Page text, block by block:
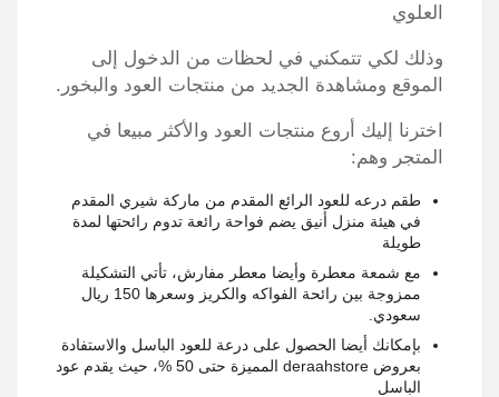
العلوي
وذلك لكي تتمكني في لحظات من الدخول إلى
الموقع ومشاهدة الجديد من منتجات العود والبخور.
اخترنا إليك أروع منتجات العود والأكثر مبيعا في
المتجر وهم:
طقم درعه للعود الرائع المقدم من ماركة شيري المقدم
في هيئة منزل أنيق يضم فواحة رائعة تدوم رائحتها لمدة
طويلة
مع شمعة معطرة وأيضا معطر مفارش، تأتي التشكيلة
ممزوجة بين رائحة الفواكه والكريز وسعرها 150 ريال
سعودي.
بإمكانك أيضا الحصول على درعة للعود الباسل والاستفادة
بعروض deraahstore المميزة حتى 50 %، حيث يقدم عود
الباسل